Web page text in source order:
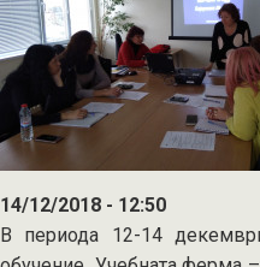
ферма"
14/12/2018 - 12:50
В периода 12-14